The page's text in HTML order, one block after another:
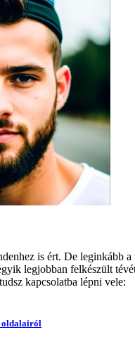
is ért. De leginkább a
legjobban felkészült
kapcsolatba lépni vele:
oldalairól